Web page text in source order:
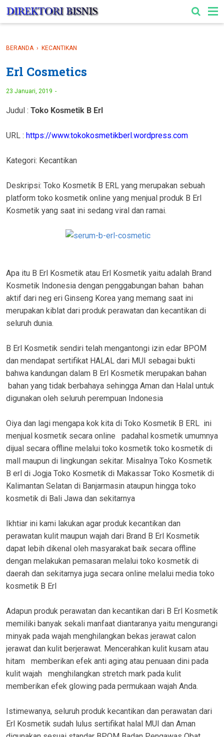
-->
BERANDA › KECANTIKAN
Erl Cosmetics
23 Januari, 2019
Judul : Toko Kosmetik B Erl
URL : https://www.tokokosmetikberl.wordpress.com
Kategori: Kecantikan
Deskripsi: Toko Kosmetik B ERL yang merupakan sebuah
platform toko kosmetik online yang menjual produk B Erl
Kosmetik yang saat ini sedang viral dan ramai.
Apa itu B Erl Kosmetik atau Erl Kosmetik yaitu adalah Brand
Kosmetik Indonesia dengan penggabungan bahan bahan
aktif dari neg eri Ginseng Korea yang memang saat ini
merupakan kiblat dari produk perawatan dan kecantikan di
seluruh dunia.
B Erl Kosmetik sendiri telah mengantongi izin edar BPOM
dan mendapat sertifikat HALAL dari MUI sebagai bukti
bahwa kandungan dalam B Erl Kosmetik merupakan bahan
bahan yang tidak berbahaya sehingga Aman dan Halal untuk
digunakan oleh seluruh perempuan Indonesia
Oiya dan lagi mengapa kok kita di Toko Kosmetik B ERL ini
menjual kosmetik secara online padahal kosmetik umumnya
dijual secara offline melalui toko kosmetik toko kosmetik di
mall maupun di lingkungan sekitar. Misalnya Toko Kosmetik
B erl di Jogja Toko Kosmetik di Makassar Toko Kosmetik di
Kalimantan Selatan di Banjarmasin ataupun hingga toko
kosmetik di Bali Jawa dan sekitarnya
Ikhtiar ini kami lakukan agar produk kecantikan dan
perawatan kulit maupun wajah dari Brand B Erl Kosmetik
dapat lebih dikenal oleh masyarakat baik secara offline
dengan melakukan pemasaran melalui toko kosmetik di
daerah dan sekitarnya juga secara online melalui media toko
kosmetik B Erl
Adapun produk perawatan dan kecantikan dari B Erl Kosmetik
memiliki banyak sekali manfaat diantaranya yaitu mengurangi
minyak pada wajah menghilangkan bekas jerawat calon
jerawat dan kulit berjerawat. Mencerahkan kulit kusam atau
hitam memberikan efek anti aging atau penuaan dini pada
kulit wajah menghilangkan stretch mark pada kulit
memberikan efek glowing pada permukaan wajah Anda.
Istimewanya, seluruh produk kecantikan dan perawatan dari
Erl Kosmetik sudah lulus sertifikat halal MUI dan Aman